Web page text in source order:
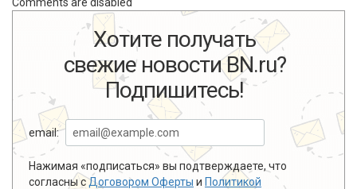
Хотите получать
свежие новости BN.ru?
Подпишитесь!
email:
Нажимая «подписаться» вы подтверждаете, что
согласны сДоговором Оферты и Политикой